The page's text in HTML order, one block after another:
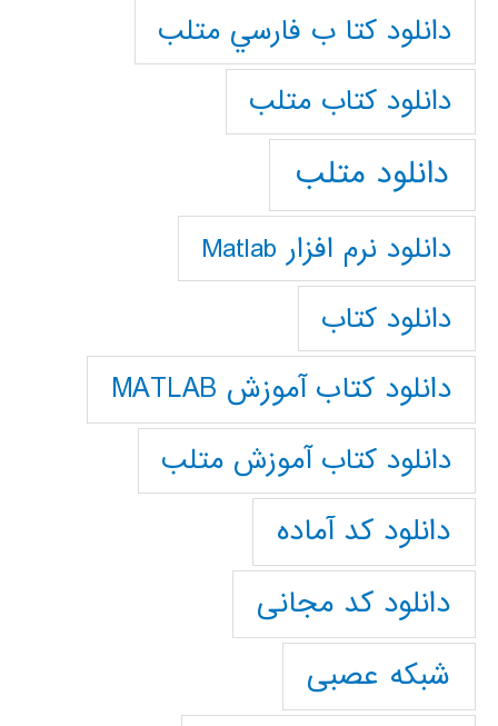
دانلود كتا ب فارسي متلب
دانلود كتاب متلب
دانلود متلب
دانلود نرم افزار Matlab
دانلود کتاب
دانلود کتاب آموزش MATLAB
دانلود کتاب آموزش متلب
دانلود کد آماده
دانلود کد مجانی
شبکه عصبی